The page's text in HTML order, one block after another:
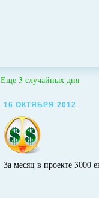
Еще 3 случайных дня
16 ОКТЯБРЯ 2012
За месяц в проекте 3000